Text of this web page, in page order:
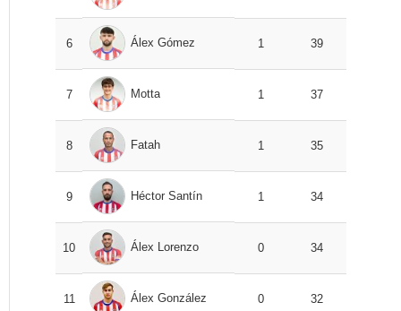
6 Álex Gómez 1 39
7 Motta 1 37
8 Fatah 1 35
9 Héctor Santín 1 34
10 Álex Lorenzo 0 34
11 Álex González 0 32